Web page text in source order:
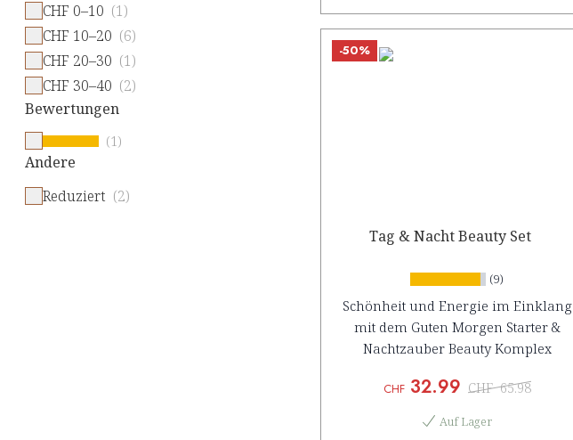
CHF 0–10 (1)
CHF 10–20 (6)
CHF 20–30 (1)
CHF 30–40 (2)
Bewertungen
(1)
Andere
Reduziert (2)
-50%
Tag & Nacht Beauty Set
(9)
Schönheit und Energie im Einklang
mit dem Guten Morgen Starter &
Nachtzauber Beauty Komplex
CHF32.99 CHF 65.98
Auf Lager